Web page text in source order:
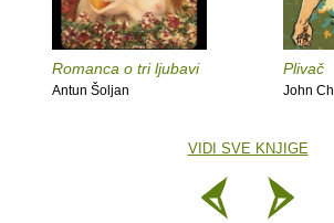
Romanca o tri ljubavi
Antun Šoljan
Plivač
John
VIDI SVE KNJIGE